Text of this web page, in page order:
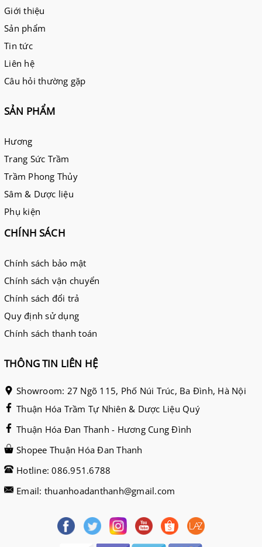
Giới thiệu
Sản phẩm
Tin tức
Liên hệ
Câu hỏi thường gặp
SẢN PHẨM
Hương
Trang Sức Trầm
Trầm Phong Thủy
Sâm & Dược liệu
Phụ kiện
CHÍNH SÁCH
Chính sách bảo mật
Chính sách vận chuyển
Chính sách đổi trả
Quy định sử dụng
Chính sách thanh toán
THÔNG TIN LIÊN HỆ
Showroom: 27 Ngõ 115, Phố Núi Trúc, Ba Đình, Hà Nội
Thuận Hóa Trầm Tự Nhiên & Dược Liệu Quý
Thuận Hóa Đan Thanh - Hương Cung Đình
Shopee Thuận Hóa Đan Thanh
Hotline: 086.951.6788
Email: thuanhoadanthanh@gmail.com